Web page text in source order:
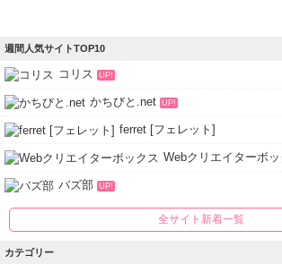
週間人気サイトTOP10
コリス UP!
かちびと.net UP!
ferret [フェレット]
Webクリエイターボッ
バズ部 UP!
全サイト新着一覧
カテゴリー